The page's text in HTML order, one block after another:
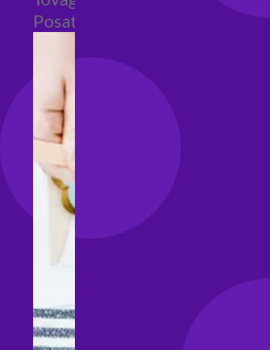
Posate per feste